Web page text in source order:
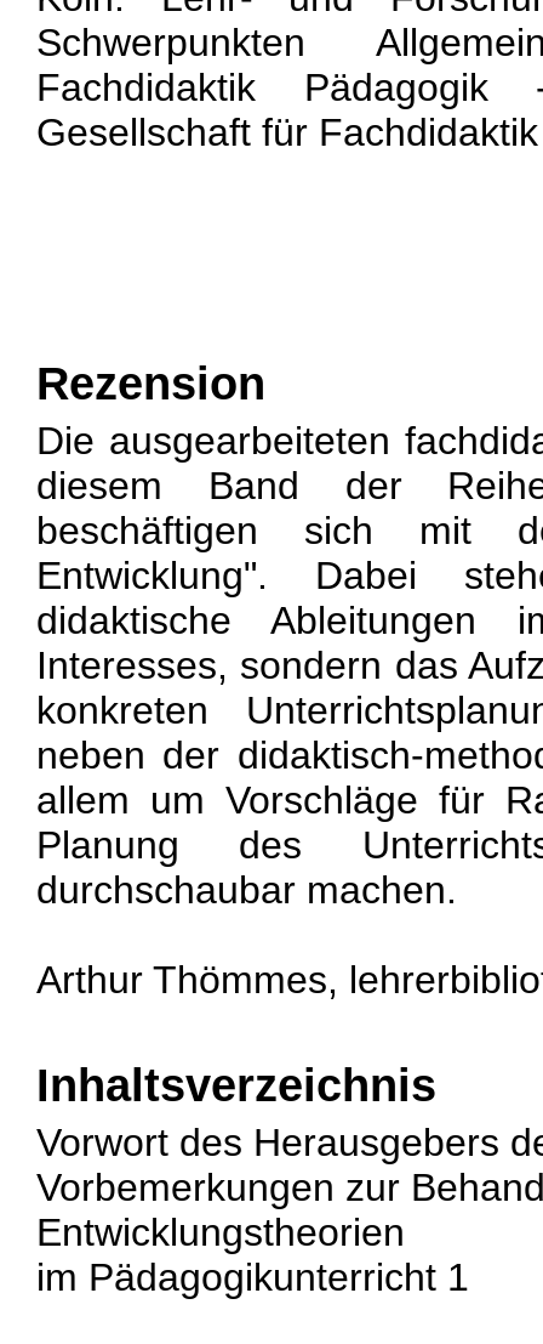
Schwerpunkten
Fachdidaktik
Gesellschaft für
Rezension
Die ausgearbeiteten
diesem Band der
beschäftigen sich mit
Entwicklung". Dabei
didaktische Ableitungen
Interesses, sondern das
konkreten
neben der didaktisch-
allem um Vorschläge für
Planung des
durchschaubar machen.
Arthur Thömmes,
Inhaltsverzeichnis
Vorwort des Herausgebers
Vorbemerkungen zur
Entwicklungstheorien
im Pädagogikunterricht 1